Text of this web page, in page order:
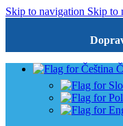
Skip to navigation Skip to